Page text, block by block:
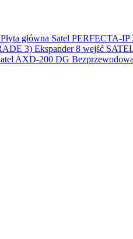
Płyta główna Satel PERFECTA-IP
Ekspander 8 wejść